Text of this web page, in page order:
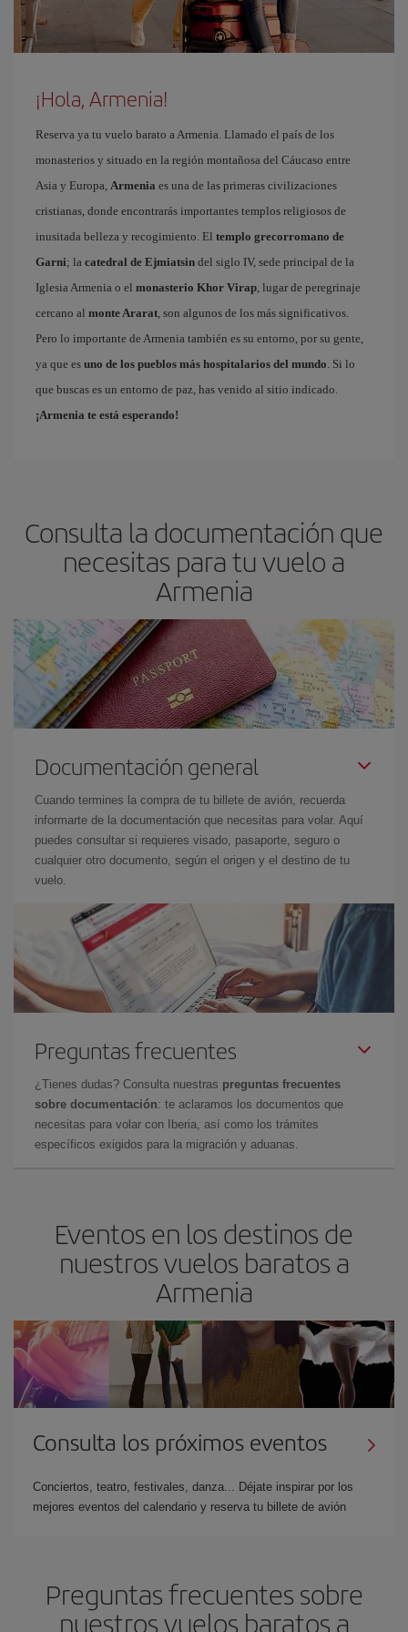
¡Hola, Armenia!
Reserva ya tu vuelo barato a Armenia. Llamado el país de los
monasterios y situado en la región montañosa del Cáucaso entre
Asia y Europa, Armenia es una de las primeras civilizaciones
cristianas, donde encontrarás importantes templos religiosos de
inusitada belleza y recogimiento. El templo grecorromano de
Garni; la catedral de Ejmiatsin del siglo IV, sede principal de la
Iglesia Armenia o el monasterio Khor Virap , lugar de peregrinaje
cercano al monte Ararat , son algunos de los más significativos.
Pero lo importante de Armenia también es su entorno, por su gente,
ya que es uno de los pueblos más hospitalarios del mundo . Si lo
que buscas es un entorno de paz, has venido al sitio indicado.
¡Armenia te está esperando!
Consulta la documentación que
necesitas para tu vuelo a
Armenia
Documentación general
Cuando termines la compra de tu billete de avión, recuerda
informarte de la documentación que necesitas para volar. Aquí
puedes consultar si requieres visado, pasaporte, seguro o
cualquier otro documento, según el origen y el destino de tu
vuelo.
Preguntas frecuentes
¿Tienes dudas? Consulta nuestras preguntas frecuentes
sobre documentación: te aclaramos los documentos que
necesitas para volar con Iberia, así como los trámites
específicos exigidos para la migración y aduanas.
Eventos en los destinos de
nuestros vuelos baratos a
Armenia
Consulta los próximos eventos
Conciertos, teatro, festivales, danza... Déjate inspirar por los
mejores eventos del calendario y reserva tu billete de avión
Preguntas frecuentes sobre
nuestros vuelos baratos a